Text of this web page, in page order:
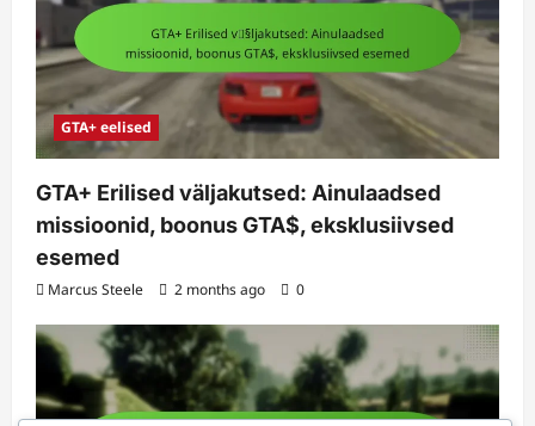
GTA+ eelised
GTA+ Erilised väljakutsed: Ainulaadsed
missioonid, boonus GTA$, eksklusiivsed
esemed
Marcus Steele 2 months ago 0